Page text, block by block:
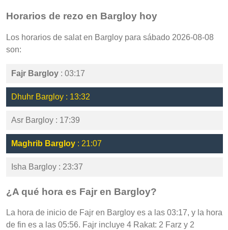
Horarios de rezo en Bargloy hoy
Los horarios de salat en Bargloy para sábado 2026-08-08
son:
Fajr Bargloy : 03:17
Dhuhr Bargloy : 13:32
Asr Bargloy : 17:39
Maghrib Bargloy : 21:07
Isha Bargloy : 23:37
¿A qué hora es Fajr en Bargloy?
La hora de inicio de Fajr en Bargloy es a las 03:17, y la hora
de fin es a las 05:56. Fajr incluye 4 Rakat: 2 Farz y 2